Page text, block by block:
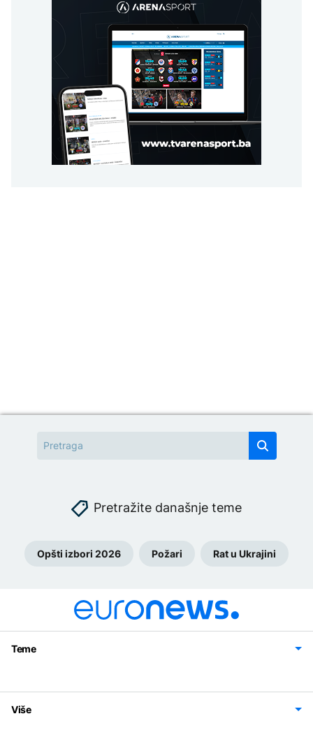
Pretražite današnje teme
Opšti izbori 2026 Požari Rat u Ukrajini
Teme
Svijet
Sport
Magazin
Više